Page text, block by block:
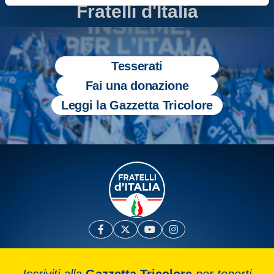
Fratelli d'Italia
Tesserati
Fai una donazione
Leggi la Gazzetta Tricolore